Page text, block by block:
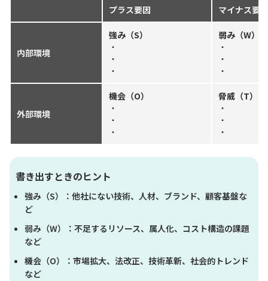
プラス要因 マイナス要因
内部環境
強み（S）
・
・
・
弱み（W）
・
・
・
外部環境
機会（O）
・
・
・
脅威（T）
・
・
・
書き出すときのヒント
強み（S）：他社にない技術、人材、ブランド、顧客基盤な
ど
弱み（W）：不足するリソース、属人化、コスト構造の課題
など
機会（O）：市場拡大、法改正、技術革新、社会的トレンド
など